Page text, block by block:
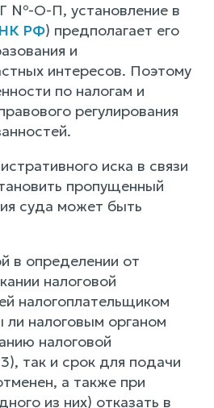
№-О-П, установление в
НК РФ) предполагает его
и
интересов. Поэтому
по налогам и
регулирования
иска в связи
пропущенный
суда может быть
в определении от
налоговой
налогоплательщиком
ли налоговым органом
налоговой
так и срок для подачи
а также при
из них) отказать в